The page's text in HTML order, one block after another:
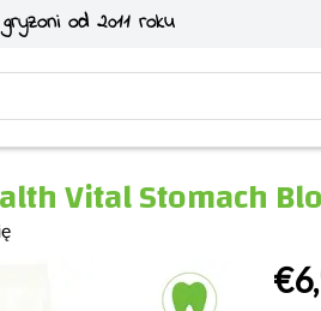
od 2011 roku
Vital Stomach